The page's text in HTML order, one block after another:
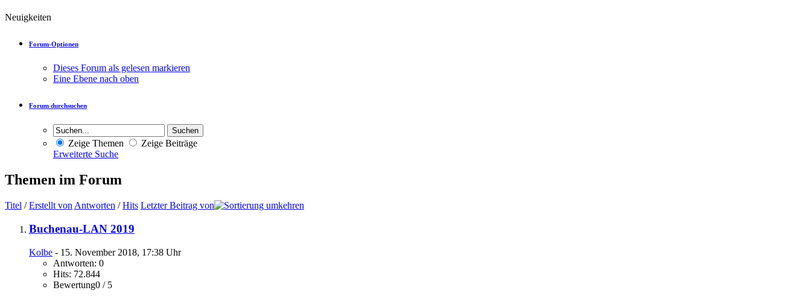
Neuigkeiten
Forum-Optionen
Dieses Forum als gelesen markieren
Eine Ebene nach oben
Forum durchsuchen
Zeige Themen
Zeige Beiträge
Erweiterte Suche
Themen im Forum
Titel /Erstellt von Antworten /Hits Letzter Beitrag von
Buchenau-LAN 2019
Kolbe - 15. November 2018, 17:38 Uhr
Antworten: 0
Hits: 72.844
Bewertung0 / 5